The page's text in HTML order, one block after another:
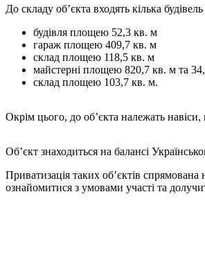
До складу об’єкта входять кілька
будівля площею 52,3 кв. м
гараж площею 409,7 кв. м
склад площею 118,5 кв. м
майстерні площею 820,7 кв. м та
склад площею 103,7 кв. м.
Окрім цього, до об’єкта належать
Об’єкт знаходиться на балансі
Приватизація таких об’єктів
ознайомитися з умовами участі та